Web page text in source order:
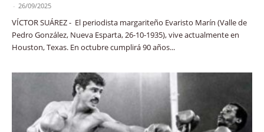
- 26/09/2025
VÍCTOR SUÁREZ - El periodista margariteño Evaristo Marín (Valle de
Pedro González, Nueva Esparta, 26-10-1935), vive actualmente en
Houston, Texas. En octubre cumplirá 90 años...